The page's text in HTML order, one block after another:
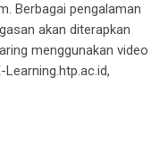
Berbagai pengalaman
akan diterapkan
menggunakanvideo
Learning.htp.ac.id,